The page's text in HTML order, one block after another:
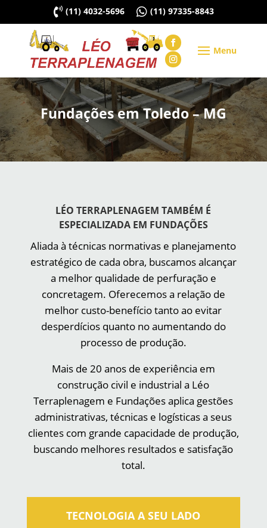
 (11) 4032-5696  (11) 97335-8843
Fundações em Toledo – MG
LÉO TERRAPLENAGEM TAMBÉM É
ESPECIALIZADA EM FUNDAÇÕES
Aliada à técnicas normativas e planejamento
estratégico de cada obra, buscamos alcançar
a melhor qualidade de perfuração e
concretagem. Oferecemos a relação de
melhor custo-benefício tanto ao evitar
desperdícios quanto no aumentando do
processo de produção.
Mais de 20 anos de experiência em
construção civil e industrial a Léo
Terraplenagem e Fundações aplica gestões
administrativas, técnicas e logísticas a seus
clientes com grande capacidade de produção,
buscando melhores resultados e satisfação
total.
TECNOLOGIA A SEU LADO